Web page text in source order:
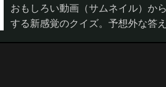
おもしろい動画（サムネイル）か
する新感覚のクイズ。予想外な答